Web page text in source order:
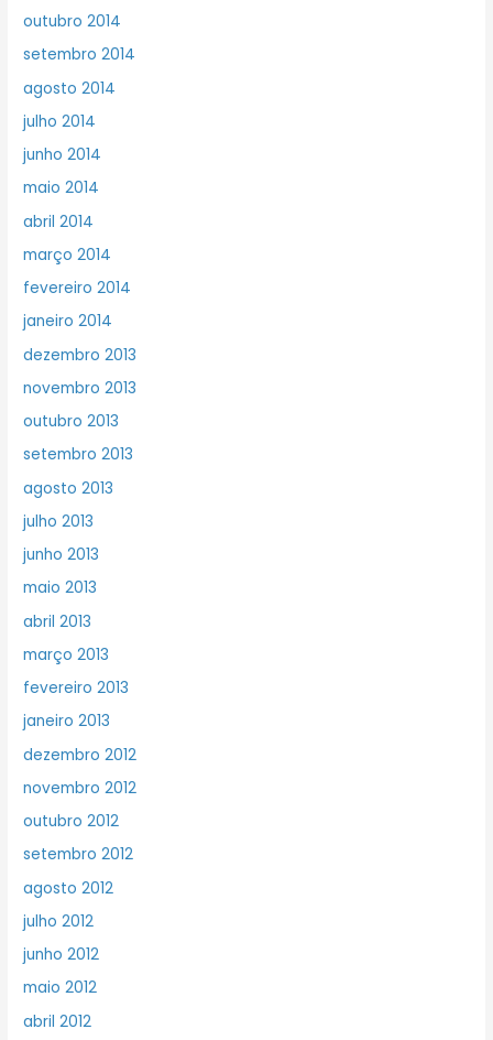
outubro 2014
setembro 2014
agosto 2014
julho 2014
junho 2014
maio 2014
abril 2014
março 2014
fevereiro 2014
janeiro 2014
dezembro 2013
novembro 2013
outubro 2013
setembro 2013
agosto 2013
julho 2013
junho 2013
maio 2013
abril 2013
março 2013
fevereiro 2013
janeiro 2013
dezembro 2012
novembro 2012
outubro 2012
setembro 2012
agosto 2012
julho 2012
junho 2012
maio 2012
abril 2012